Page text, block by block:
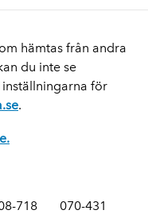
hämtas från andra
du inte se
för
.
718
070-431